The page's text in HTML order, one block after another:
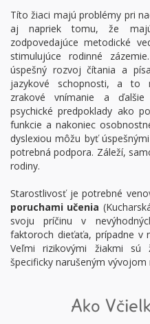
Títo žiaci majú problémy pri
aj napriek tomu, že
zodpovedajúce metodické
stimulujúce rodinné
úspešný rozvoj čítania a
jazykové schopnosti, a to
zrakové vnímanie a ďalšie
psychické predpoklady ako
funkcie a nakoniec
dyslexiou môžu byť
potrebná podpora. Záleží,
rodiny.
Starostlivosť je potrebné
poruchami učenia
svoju príčinu v
faktoroch dieťaťa, prípadne v
Veľmi rizikovými žiakmi
špecificky narušeným vývojom
Ako